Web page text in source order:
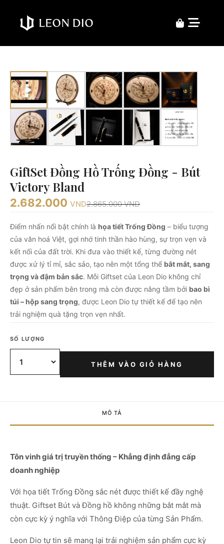
GiftSet Đồng Hồ Trống Đồng - Bút
Victory Bland
2.865.000VND
2.682.000 VND
Điểm nhấn nổi bật chính là họa tiết Trống Đồng – biểu tượng
của văn hoá Việt, gợi nhớ tinh thần hào hùng, sự trọn vẹn và
kết nối của đất trời. Khi đưa vào thiết kế, từng đường nét
được xử lý tỉ mỉ, sắc sảo, tạo nên một tổng thể bắt mắt, sang
trọng và đậm bản sắc. Mỗi Giftset của Leon Dio không chỉ
đẹp ở sản phẩm bên trong mà còn được nâng tầm bởi bao bì
túi – hộp sang trọng, được Leon Dio tự thiết kế để tạo nên
trải nghiệm quà tặng trọn vẹn nhất.
SỐ LƯỢNG
THÊM VÀO GIỎ HÀNG
MÔ TẢ
Tôn vinh giá trị truyền thống – Khẳng định đẳng cấp
doanh nghiệp
Với họa tiết Trống Đồng sắc nét được thiết kế đầy nghệ
thuật. Giftset Bút và Đồng hồ không những bắt mắt mà
còn cực kỳ ý nghĩa với Thông Điệp của từng Sản Phẩm.
Leon Dio tự tin sẽ mang lại trải nghiệm sản phẩm cực kỳ